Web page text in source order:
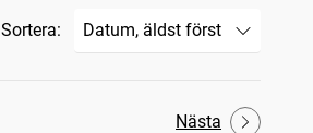
Sortera:
Nästa